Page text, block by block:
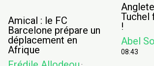
Amical : le FC
Barcelone prépare un
déplacement en
Afrique
Tuchel
!
Abel
08:43